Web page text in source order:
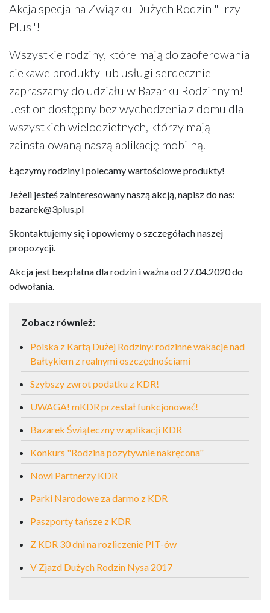
Akcja specjalna Związku Dużych Rodzin "Trzy
Plus"!
Wszystkie rodziny, które mają do zaoferowania
ciekawe produkty lub usługi serdecznie
zapraszamy do udziału w Bazarku Rodzinnym!
Jest on dostępny bez wychodzenia z domu dla
wszystkich wielodzietnych, którzy mają
zainstalowaną naszą aplikację mobilną.
Łączymy rodziny i polecamy wartościowe produkty!
Jeżeli jesteś zainteresowany naszą akcją, napisz do nas:
bazarek@3plus.pl
Skontaktujemy się i opowiemy o szczegółach naszej
propozycji.
Akcja jest bezpłatna dla rodzin i ważna od 27.04.2020 do
odwołania.
Zobacz również:
Polska z Kartą Dużej Rodziny: rodzinne wakacje nad
Bałtykiem z realnymi oszczędnościami
Szybszy zwrot podatku z KDR!
UWAGA! mKDR przestał funkcjonować!
Bazarek Świąteczny w aplikacji KDR
Konkurs "Rodzina pozytywnie nakręcona"
Nowi Partnerzy KDR
Parki Narodowe za darmo z KDR
Paszporty tańsze z KDR
Z KDR 30 dni na rozliczenie PIT-ów
V Zjazd Dużych Rodzin Nysa 2017